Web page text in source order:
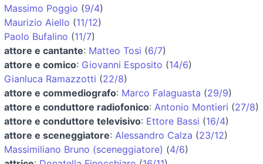
Massimo Poggio (9/4)
Maurizio Aiello (11/12)
Paolo Bufalino (11/7)
attore e cantante: Matteo Tosi (6/7)
attore e comico: Giovanni Esposito (14/6)
Gianluca Ramazzotti (22/8)
attore e commediografo: Marco Falaguasta (29/9)
attore e conduttore radiofonico: Antonio Montieri (27/8)
attore e conduttore televisivo: Ettore Bassi (16/4)
attore e sceneggiatore: Alessandro Calza (23/12)
Massimiliano Bruno (sceneggiatore) (4/6)